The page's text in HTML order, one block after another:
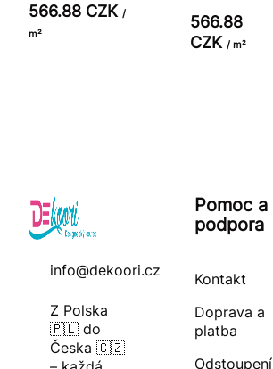
566.88 CZK /
m²
566.88
CZK / m²
info@dekoori.cz
Z Polska
🇵🇱 do
Česka 🇨🇿
Pomoc a
podpora
Kontakt
Doprava a
platba
Odstoupení